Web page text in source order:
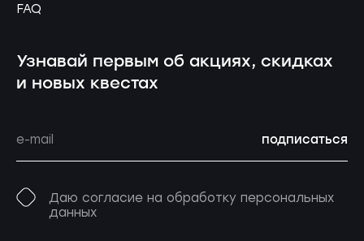
FAQ
Узнавай первым об акциях, скидках
и новых квестах
подписаться
Даю согласие на обработку персональных
данных